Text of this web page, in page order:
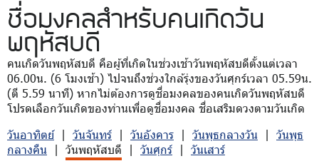
ชื่อมงคลสำหรับคนเกิดวัน
พฤหัสบดี
คนเกิดวันพฤหัสบดี คือผู้ที่เกิดในช่วงเช้าวันพฤหัสบดีตั้งแต่เวลา
06.00น. (6 โมงเช้า) ไปจนถึงช่วงใกล้รุ่งของวันศุกร์เวลา 05.59น.
(ตี 5.59 นาที) หากไม่ต้องการดูชื่อมงคลของคนเกิดวันพฤหัสบดี
โปรดเลือกวันเกิดของท่านเพื่อดูชื่อมงคล ชื่อเสริมดวงตามวันเกิด
วันอาทิตย์| วันจันทร์ | วันอังคาร | วันพุธกลางวัน | วันพุธ
กลางคืน | วันพฤหัสบดี | วันศุกร์ | วันเสาร์